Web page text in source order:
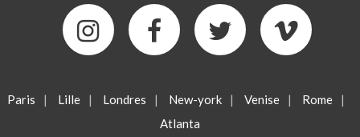
Paris | Lille | Londres | New-york | Venise | Rome
|
Atlanta